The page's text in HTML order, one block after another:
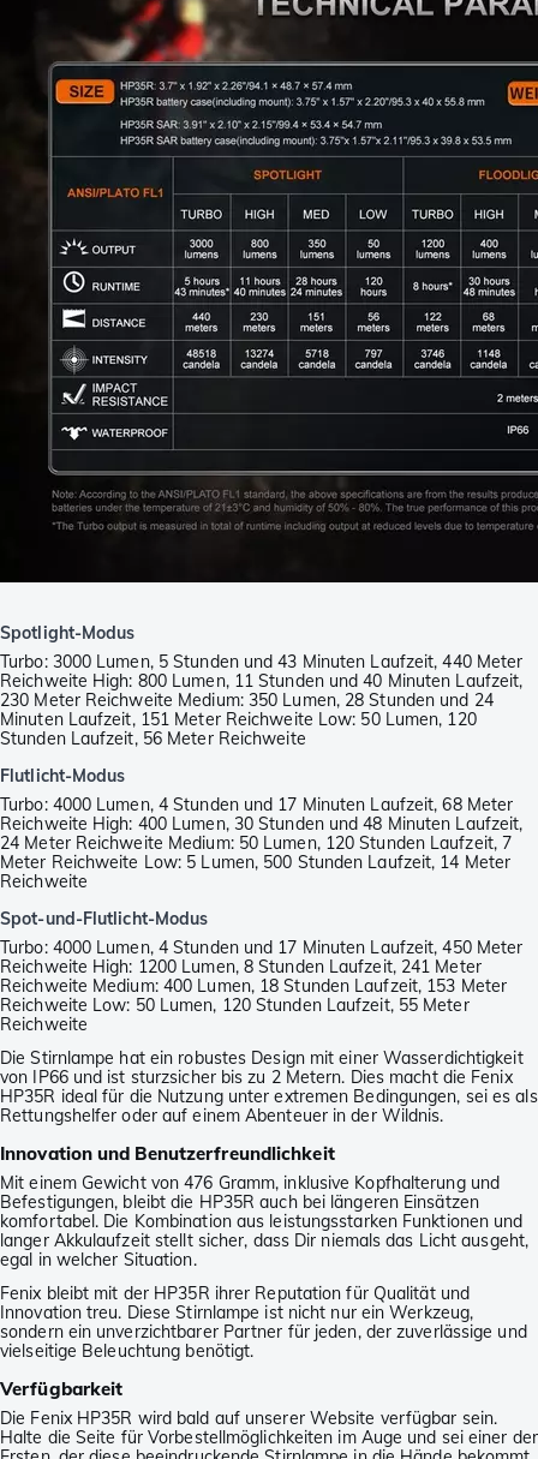
Spotlight-Modus
Turbo: 3000 Lumen, 5 Stunden und 43 Minuten Laufzeit, 440 Meter
Reichweite High: 800 Lumen, 11 Stunden und 40 Minuten Laufzeit,
230 Meter Reichweite Medium: 350 Lumen, 28 Stunden und 24
Minuten Laufzeit, 151 Meter Reichweite Low: 50 Lumen, 120
Stunden Laufzeit, 56 Meter Reichweite
Flutlicht-Modus
Turbo: 4000 Lumen, 4 Stunden und 17 Minuten Laufzeit, 68 Meter
Reichweite High: 400 Lumen, 30 Stunden und 48 Minuten Laufzeit,
24 Meter Reichweite Medium: 50 Lumen, 120 Stunden Laufzeit, 7
Meter Reichweite Low: 5 Lumen, 500 Stunden Laufzeit, 14 Meter
Reichweite
Spot-und-Flutlicht-Modus
Turbo: 4000 Lumen, 4 Stunden und 17 Minuten Laufzeit, 450 Meter
Reichweite High: 1200 Lumen, 8 Stunden Laufzeit, 241 Meter
Reichweite Medium: 400 Lumen, 18 Stunden Laufzeit, 153 Meter
Reichweite Low: 50 Lumen, 120 Stunden Laufzeit, 55 Meter
Reichweite
Die Stirnlampe hat ein robustes Design mit einer Wasserdichtigkeit
von IP66 und ist sturzsicher bis zu 2 Metern. Dies macht die Fenix
HP35R ideal für die Nutzung unter extremen Bedingungen, sei es als
Rettungshelfer oder auf einem Abenteuer in der Wildnis.
Innovation und Benutzerfreundlichkeit
Mit einem Gewicht von 476 Gramm, inklusive Kopfhalterung und
Befestigungen, bleibt die HP35R auch bei längeren Einsätzen
komfortabel. Die Kombination aus leistungsstarken Funktionen und
langer Akkulaufzeit stellt sicher, dass Dir niemals das Licht ausgeht,
egal in welcher Situation.
Fenix bleibt mit der HP35R ihrer Reputation für Qualität und
Innovation treu. Diese Stirnlampe ist nicht nur ein Werkzeug,
sondern ein unverzichtbarer Partner für jeden, der zuverlässige und
vielseitige Beleuchtung benötigt.
Verfügbarkeit
Die Fenix HP35R wird bald auf unserer Website verfügbar sein.
Halte die Seite für Vorbestellmöglichkeiten im Auge und sei einer der